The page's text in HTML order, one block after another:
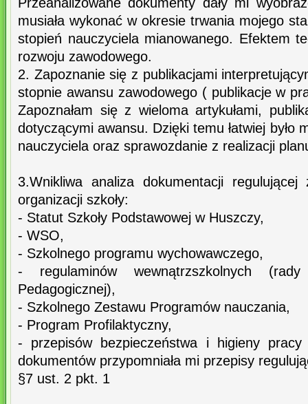
musiała wykonać w okresie trwania mojego
stopień nauczyciela mianowanego. Efektem
rozwoju zawodowego.
2. Zapoznanie się z publikacjami
stopnie awansu zawodowego ( publikacje w
Zapoznałam się z wieloma artykułami,
dotyczącymi awansu. Dzięki temu łatwiej było
nauczyciela oraz sprawozdanie z realizacji
3.Wnikliwa analiza dokumentacji
organizacji szkoły:
- Statut Szkoły Podstawowej w Huszczy,
- WSO,
- Szkolnego programu wychowawczego,
- regulaminów wewnątrzszkolnych
Pedagogicznej),
- Szkolnego Zestawu Programów nauczania,
- Program Profilaktyczny,
- przepisów bezpieczeństwa i higieny
dokumentów przypomniała mi przepisy
§7 ust. 2 pkt. 1